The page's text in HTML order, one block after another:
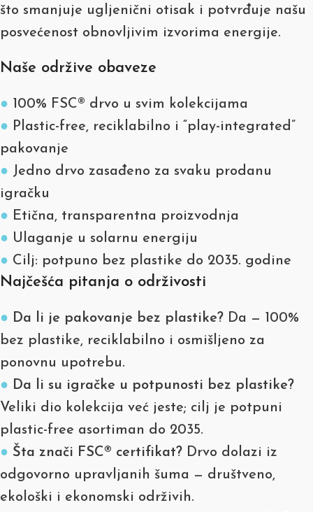
što smanjuje ugljenični otisak i potvrđuje našu
posvećenost obnovljivim izvorima energije.
Naše održive obaveze
● 100% FSC® drvo u svim kolekcijama
● Plastic-free, reciklabilno i “play-integrated”
pakovanje
● Jedno drvo zasađeno za svaku prodanu
igračku
● Etična, transparentna proizvodnja
● Ulaganje u solarnu energiju
● Cilj: potpuno bez plastike do 2035. godine
Najčešća pitanja o održivosti
● Da li je pakovanje bez plastike? Da — 100%
bez plastike, reciklabilno i osmišljeno za
ponovnu upotrebu.
● Da li su igračke u potpunosti bez plastike?
Veliki dio kolekcija već jeste; cilj je potpuni
plastic-free asortiman do 2035.
● Šta znači FSC® certifikat? Drvo dolazi iz
odgovorno upravljanih šuma — društveno,
ekološki i ekonomski održivih.